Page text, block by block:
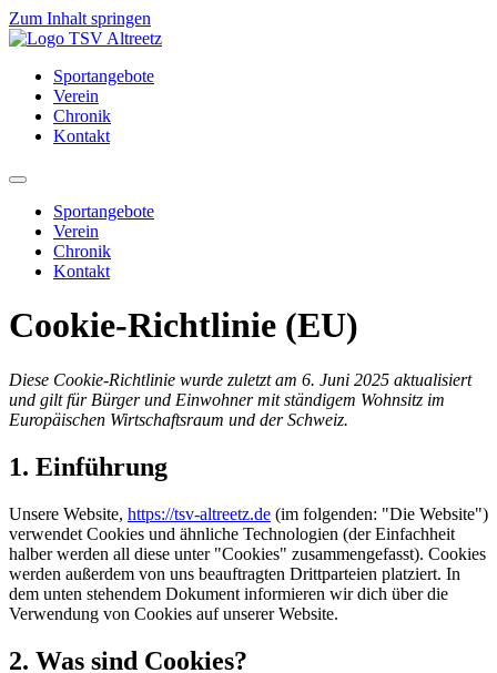
Zum Inhalt springen
Sportangebote
Verein
Chronik
Kontakt
Sportangebote
Verein
Chronik
Kontakt
Cookie-Richtlinie (EU)
Diese Cookie-Richtlinie wurde zuletzt am 6. Juni 2025 aktualisiert
und gilt für Bürger und Einwohner mit ständigem Wohnsitz im
Europäischen Wirtschaftsraum und der Schweiz.
1. Einführung
Unsere Website, https://tsv-altreetz.de (im folgenden: "Die Website")
verwendet Cookies und ähnliche Technologien (der Einfachheit
halber werden all diese unter "Cookies" zusammengefasst). Cookies
werden außerdem von uns beauftragten Drittparteien platziert. In
dem unten stehendem Dokument informieren wir dich über die
Verwendung von Cookies auf unserer Website.
2. Was sind Cookies?